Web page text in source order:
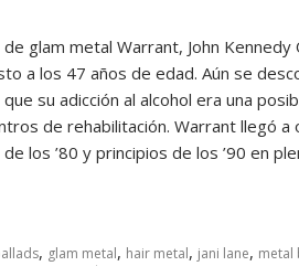
glam metal Warrant, John
a los 47 años de edad. Aún se
su adicción al alcohol era una
de rehabilitación. Warrant llegó
los ’80 y principios de los ’90 en
, glam metal, hair metal, jani lane, metal